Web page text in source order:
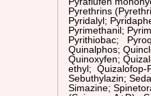
Pyrethrins
Pyridalyl;
Pyrimethanil;
Pyrithiobac;
Quinalphos;
Quinoxyfen;
ethyl; Quizalofop-
Sebuthylazin;
Simazine;